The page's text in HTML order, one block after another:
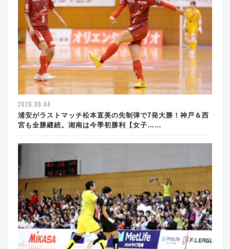
2026.08.04
浦安がラストマッチ松本直美の先制弾で7発大勝！神戸＆西
宮も全勝継続。湘南は今季初勝利【女子……